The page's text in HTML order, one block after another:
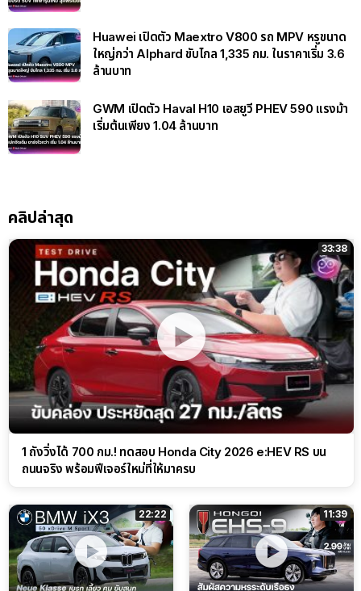
Huawei เปิดตัว Maextro V800 รถ MPV หรูขนาด
ใหญ่กว่า Alphard ขับไกล 1,335 กม. ในราคาเริ่ม 3.6
ล้านบาท
GWM เปิดตัว Haval H10 เอสยูวี PHEV 590 แรงม้า
เริ่มต้นเพียง 1.04 ล้านบาท
คลิปล่าสุด
33:38
1 ถังวิ่งได้ 700 กม.! ทดสอบ Honda City 2026 e:HEV RS บน
ถนนจริง พร้อมฟีเจอร์ใหม่ที่ให้มาครบ
22:22 11:39